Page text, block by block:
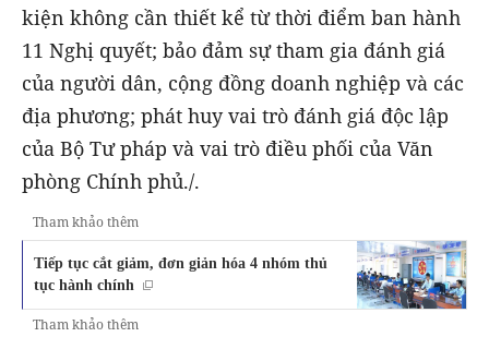
kiện không cần thiết kể từ thời điểm ban hành
11 Nghị quyết; bảo đảm sự tham gia đánh giá
của người dân, cộng đồng doanh nghiệp và các
địa phương; phát huy vai trò đánh giá độc lập
của Bộ Tư pháp và vai trò điều phối của Văn
phòng Chính phủ./.
Tham khảo thêm
Tiếp tục cắt giảm, đơn giản hóa 4 nhóm thủ
tục hành chính
Tham khảo thêm